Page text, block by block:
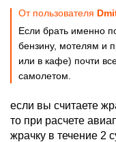
От пользователя
Если брать именно
бензину, мотелям и
или в кафе) почти
самолетом.
если вы считаете
то при расчете
жрачку в течение 2